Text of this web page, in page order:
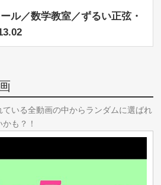
／数学教室／高校数学入門講座
】13/03/30
youtubefcs
ル／数学教室／ずるい正弦・
いる全動画の中からランダムに選ばれ
も？！